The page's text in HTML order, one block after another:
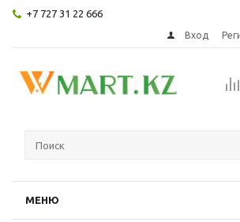
+7 727 31 22 666
Вход
МЕНЮ